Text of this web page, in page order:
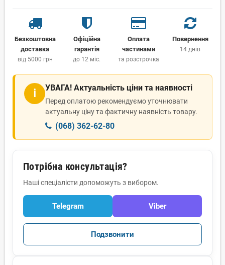
Безкоштовна
доставка
від 5000 грн
Офіційна
гарантія
до 12 міс.
Оплата
частинами
та розстрочка
Повернення
14 днів
ℹ УВАГА! Актуальність ціни та наявності
Перед оплатою рекомендуємо уточнювати
актуальну ціну та фактичну наявність товару.
(068) 362-62-80
Потрібна консультація?
Наші спеціалісти допоможуть з вибором.
Telegram Viber
Подзвонити